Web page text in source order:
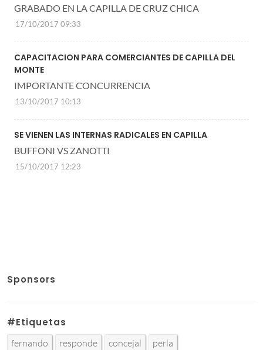
GRABADO EN LA CAPILLA DE CRUZ CHICA
17/10/2017 09:33
CAPACITACION PARA COMERCIANTES DE CAPILLA DEL
MONTE
IMPORTANTE CONCURRENCIA
13/10/2017 10:13
SE VIENEN LAS INTERNAS RADICALES EN CAPILLA
BUFFONI VS ZANOTTI
15/10/2017 12:23
Sponsors
#Etiquetas
fernando responde concejal perla